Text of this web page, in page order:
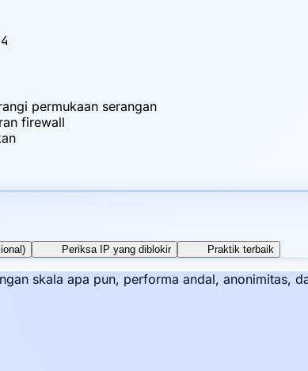
permukaan serangan
firewall
Periksa IP yang diblokir Praktik terbaik
skala apa pun, performa andal, anonimitas,